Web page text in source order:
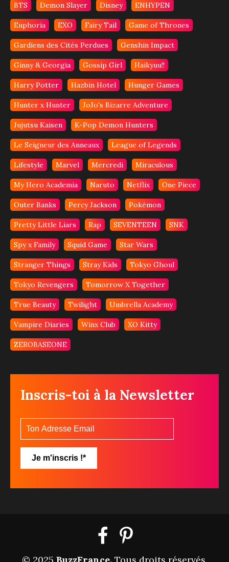
BTS Demon Slayer Disney ENHYPEN
Euphoria EXO Fairy Tail Game of Thrones
Gardiens des Cités Perdues Genshin Impact
Ginny & Georgia Gossip Girl Haikyuu!!
Harry Potter Hazbin Hotel Hunger Games
Hunter x Hunter JoJo's Bizarre Adventure
Jujutsu Kaisen K-Pop Demon Hunters
Le Seigneur des Anneaux League of Legends
Lifestyle Marvel Mercredi Miraculous
My Hero Academia Naruto Netflix One Piece
Outer Banks Percy Jackson Pokémon
Pretty Little Liars Rap SEVENTEEN SNK
Spy x Family Squid Game Star Wars
Stranger Things Stray Kids Tokyo Ghoul
Tokyo Revengers Tomorrow X Together
True Beauty Twilight Umbrella Academy
Vampire Diaries Winx Club XO Kitty
ZEROBASEONE
Inscris-toi à la Newsletter